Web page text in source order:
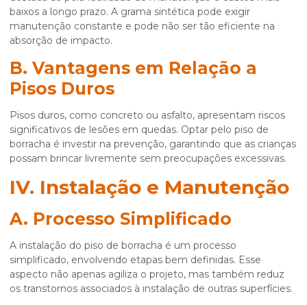
baixos a longo prazo. A grama sintética pode exigir
manutenção constante e pode não ser tão eficiente na
absorção de impacto.
B. Vantagens em Relação a
Pisos Duros
Pisos duros, como concreto ou asfalto, apresentam riscos
significativos de lesões em quedas. Optar pelo piso de
borracha é investir na prevenção, garantindo que as crianças
possam brincar livremente sem preocupações excessivas.
IV. Instalação e Manutenção
A. Processo Simplificado
A instalação do piso de borracha é um processo
simplificado, envolvendo etapas bem definidas. Esse
aspecto não apenas agiliza o projeto, mas também reduz
os transtornos associados à instalação de outras superfícies.